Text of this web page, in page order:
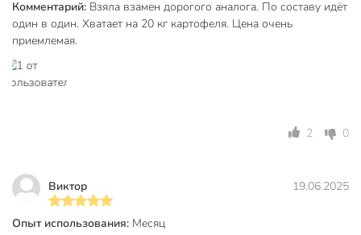
Способ обработки
опрыскивание
Класс опасности
Срок годности, мес
Комментарий: Взяла взамен дорогого аналога. По составу идёт
один в один. Хватает на 20 кг картофеля. Цена очень
приемлемая.
2 0
Виктор 19.06.2025
Опыт использования: Месяц